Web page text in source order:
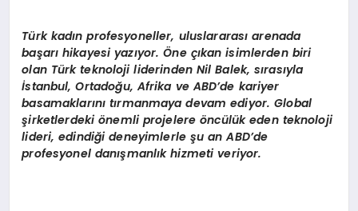
Türk kadın profesyoneller, uluslararası arenada
başarı hikayesi yazıyor. Öne çıkan isimlerden biri
olan Türk teknoloji liderinden Nil Balek, sırasıyla
İstanbul, Ortadoğu, Afrika ve ABD’de kariyer
basamaklarını tırmanmaya devam ediyor. Global
şirketlerdeki önemli projelere öncülük eden teknoloji
lideri, edindiği deneyimlerle şu an ABD’de
profesyonel danışmanlık hizmeti veriyor.